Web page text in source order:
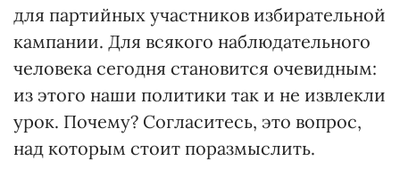
для партийных участников избирательной
кампании. Для всякого наблюдательного
человека сегодня становится очевидным:
из этого наши политики так и не извлекли
урок. Почему? Согласитесь, это вопрос,
над которым стоит поразмыслить.